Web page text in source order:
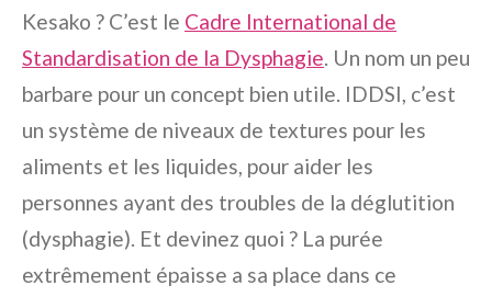
Kesako ? C’est le Cadre International de
Standardisation de la Dysphagie. Un nom un peu
barbare pour un concept bien utile. IDDSI, c’est
un système de niveaux de textures pour les
aliments et les liquides, pour aider les
personnes ayant des troubles de la déglutition
(dysphagie). Et devinez quoi ? La purée
extrêmement épaisse a sa place dans ce